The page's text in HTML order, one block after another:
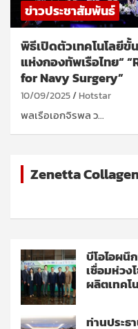
ข่าวประชาสัมพันธ์
พิธีเปิดตัวเทคโนโลยี
แห่งกองทัพเรือไทย“
for Navy Surgery”
10/09/2025 Hotstar
พลเรือเอกจิรพล ว…
Zenetta
บีโอไอผนึ
เชื่อมห่วง
ผลิตเทคโ
ท่านประธ